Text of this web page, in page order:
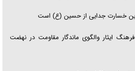
خسارت جدایی از حسین (ع) است
ایثار والگوی ماندگار مقاومت در نهضت